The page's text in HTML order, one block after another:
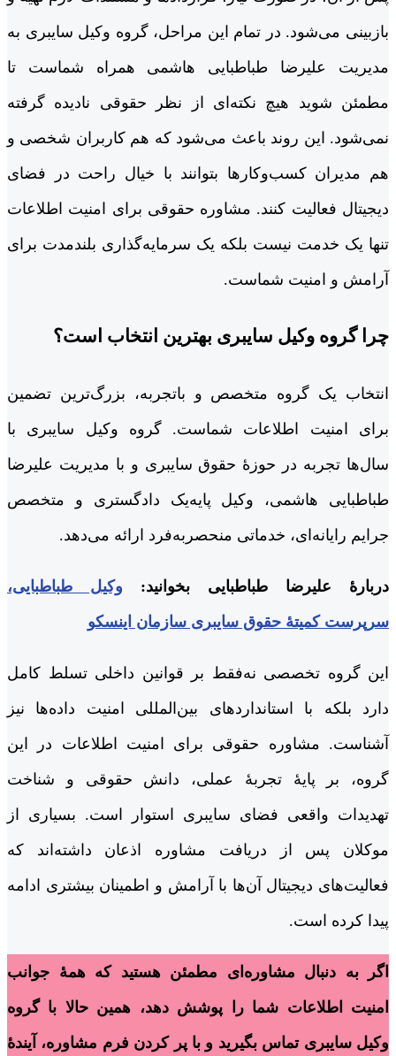
بازبینی می‌شود. در تمام این مراحل، گروه وکیل سایبری به
مدیریت علیرضا طباطبایی هاشمی همراه شماست تا
مطمئن شوید هیچ نکته‌ای از نظر حقوقی نادیده گرفته
نمی‌شود. این روند باعث می‌شود که هم کاربران شخصی و
هم مدیران کسب‌وکارها بتوانند با خیال راحت در فضای
دیجیتال فعالیت کنند. مشاوره حقوقی برای امنیت اطلاعات
تنها یک خدمت نیست بلکه یک سرمایه‌گذاری بلندمدت برای
آرامش و امنیت شماست.
چرا گروه وکیل سایبری بهترین انتخاب است؟
انتخاب یک گروه متخصص و باتجربه، بزرگ‌ترین تضمین
برای امنیت اطلاعات شماست. گروه وکیل سایبری با
سال‌ها تجربه در حوزۀ حقوق سایبری و با مدیریت علیرضا
طباطبایی هاشمی، وکیل پایه‌یک دادگستری و متخصص
جرایم رایانه‌ای، خدماتی منحصربه‌فرد ارائه می‌دهد.
دربارۀ علیرضا طباطبایی بخوانید: وکیل طباطبایی،
سرپرست کمیتۀ حقوق سایبری سازمان اینسکو
این گروه تخصصی نه‌فقط بر قوانین داخلی تسلط کامل
دارد بلکه با استانداردهای بین‌المللی امنیت داده‌ها نیز
آشناست. مشاوره حقوقی برای امنیت اطلاعات در این
گروه، بر پایۀ تجربۀ عملی، دانش حقوقی و شناخت
تهدیدات واقعی فضای سایبری استوار است. بسیاری از
موکلان پس از دریافت مشاوره اذعان داشته‌اند که
فعالیت‌های دیجیتال آن‌ها با آرامش و اطمینان بیشتری ادامه
پیدا کرده است.
اگر به دنبال مشاوره‌ای مطمئن هستید که همۀ جوانب
امنیت اطلاعات شما را پوشش دهد، همین حالا با گروه
وکیل سایبری تماس بگیرید و با پر کردن فرم مشاوره، آیندۀ